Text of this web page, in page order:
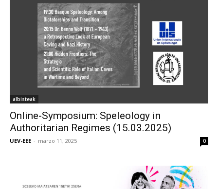
albisteak
Online-Symposium: Speleology in
Authoritarian Regimes (15.03.2025)
UEV-EEE - marzo 11, 2025 0